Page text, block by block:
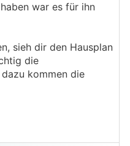
war es für ihn
sieh dir den Hausplan
die
kommen die